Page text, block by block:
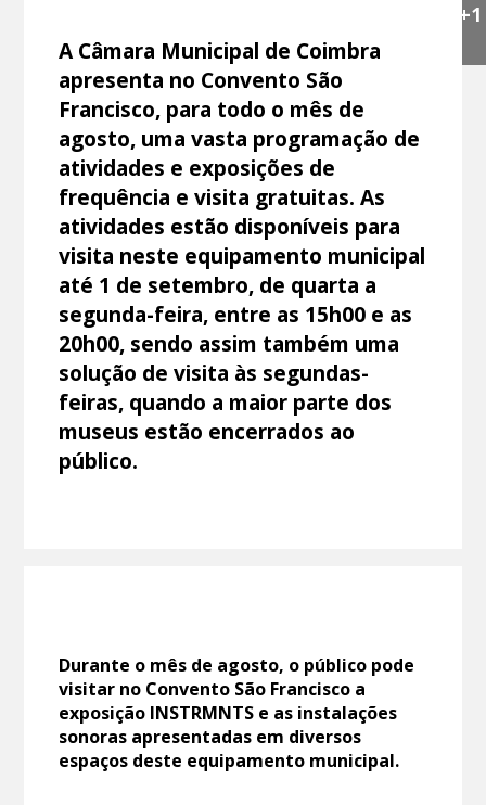
+1
A Câmara Municipal de Coimbra
apresenta no Convento São
Francisco, para todo o mês de
agosto, uma vasta programação de
atividades e exposições de
frequência e visita gratuitas. As
atividades estão disponíveis para
visita neste equipamento municipal
até 1 de setembro, de quarta a
segunda-feira, entre as 15h00 e as
20h00, sendo assim também uma
solução de visita às segundas-
feiras, quando a maior parte dos
museus estão encerrados ao
público.
Durante o mês de agosto, o público pode
visitar no Convento São Francisco a
exposição INSTRMNTS e as instalações
sonoras apresentadas em diversos
espaços deste equipamento municipal.